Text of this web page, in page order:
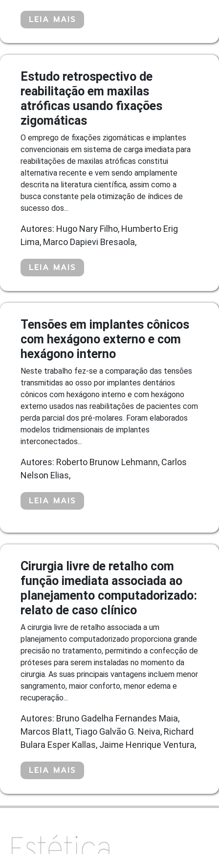
LEIA MAIS
Estudo retrospectivo de
reabilitação em maxilas
atróficas usando fixações
zigomáticas
O emprego de fixações zigomáticas e implantes
convencionais em sistema de carga imediata para
reabilitações de maxilas atróficas constitui
alternativa recente e vem sendo amplamente
descrita na literatura científica, assim como a
busca constante pela otimização de índices de
sucesso dos...
Autores: Hugo Nary Filho, Humberto Erig
Lima, Marco Dapievi Bresaola,
LEIA MAIS
Tensões em implantes cônicos
com hexágono externo e com
hexágono interno
Neste trabalho fez-se a comparação das tensões
transmitidas ao osso por implantes dentários
cônicos com hexágono interno e com hexágono
externo usados nas reabilitações de pacientes com
perda parcial dos pré-molares. Foram elaborados
modelos tridimensionais de implantes
interconectados...
Autores: Roberto Brunow Lehmann, Carlos
Nelson Elias,
LEIA MAIS
Cirurgia livre de retalho com
função imediata associada ao
planejamento computadorizado:
relato de caso clínico
A cirurgia livre de retalho associada a um
planejamento computadorizado proporciona grande
precisão no tratamento, permitindo a confecção de
próteses para serem instaladas no momento da
cirurgia. As suas principais vantagens incluem menor
sangramento, maior conforto, menor edema e
recuperação...
Autores: Bruno Gadelha Fernandes Maia,
Marcos Blatt, Tiago Galvão G. Neiva, Richard
Bulara Esper Kallas, Jaime Henrique Ventura,
LEIA MAIS